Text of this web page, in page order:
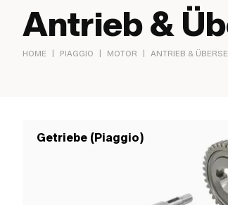
Antrieb &
HOME | PIAGGIO | MOTOR | ANTRIEB &
Getriebe (Piaggio)